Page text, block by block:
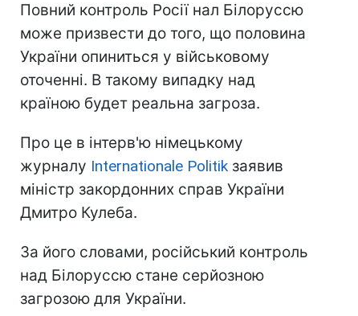
Повний контроль Росії нал Білоруссю
може призвести до того, що половина
України опиниться у військовому
оточенні. В такому випадку над
країною будет реальна загроза.
Про це в інтерв'ю німецькому
журналу Internationale Politik заявив
міністр закордонних справ України
Дмитро Кулеба.
За його словами, російський контроль
над Білоруссю стане серйозною
загрозою для України.